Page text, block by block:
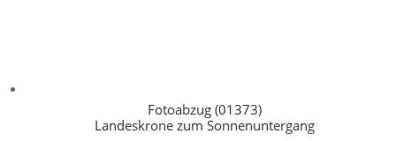
Fotoabzug (01373)
Landeskrone zum Sonnenuntergang